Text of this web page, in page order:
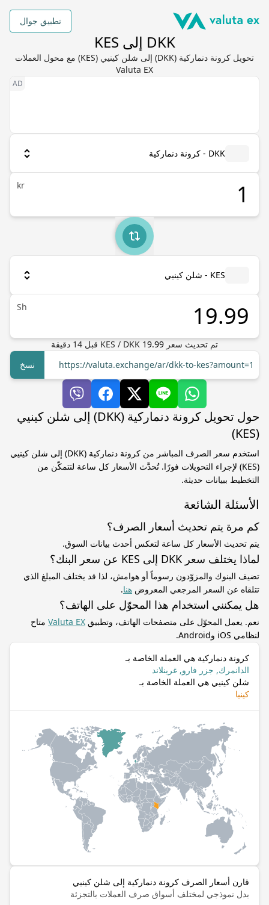
تطبيق جوال
DKK إلى KES
تحويل كرونة دنماركية (DKK) إلى شلن كينيي (KES) مع محول العملات
Valuta EX
DKK - كرونة دنماركية
kr
KES - شلن كينيي
Sh
تم تحديث سعر KES / DKK 19.99 قبل 14 دقيقة
https://valuta.exchange/ar/dkk-to-kes?amount=1
نسخ
حول تحويل كرونة دنماركية (DKK) إلى شلن كينيي
(KES)
استخدم سعر الصرف المباشر من كرونة دنماركية (DKK) إلى شلن كينيي
(KES) لإجراء التحويلات فورًا. تُحدَّث الأسعار كل ساعة لتتمكّن من
التخطيط ببيانات حديثة.
الأسئلة الشائعة
كم مرة يتم تحديث أسعار الصرف؟
يتم تحديث الأسعار كل ساعة لتعكس أحدث بيانات السوق.
لماذا يختلف سعر DKK إلى KES عن سعر البنك؟
تضيف البنوك والمزوّدون رسوماً أو هوامش، لذا قد يختلف المبلغ الذي
تتلقاه عن السعر المرجعي المعروض هنا.
هل يمكنني استخدام هذا المحوّل على الهاتف؟
نعم. يعمل المحوّل على متصفحات الهاتف، وتطبيق Valuta EX متاح
لنظامي iOS وAndroid.
كرونة دنماركية هي العملة الخاصة بـ
الدانمرك, جزر فارو, غرينلاند
شلن كينيي هي العملة الخاصة بـ
كينيا
قارن أسعار الصرف كرونة دنماركية إلى شلن كينيي
بدل نموذجي لمختلف أسواق صرف العملات بالتجزئة